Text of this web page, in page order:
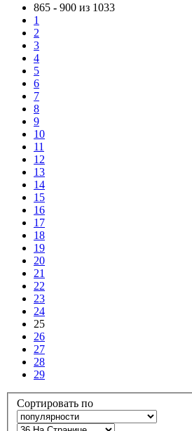
865 - 900 из 1033
1
2
3
4
5
6
7
8
9
10
11
12
13
14
15
16
17
18
19
20
21
22
23
24
25
26
27
28
29
Сортировать по